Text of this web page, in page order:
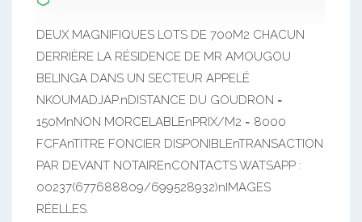
DEUX MAGNIFIQUES LOTS DE 700M2 CHACUN
DERRIÈRE LA RÉSIDENCE DE MR AMOUGOU
BELINGA DANS UN SECTEUR APPELÉ
NKOUMADJAP.nDISTANCE DU GOUDRON =
150MnNON MORCELABLEnPRIX/M2 = 8000
FCFAnTITRE FONCIER DISPONIBLEnTRANSACTION
PAR DEVANT NOTAIREnCONTACTS WATSAPP :
00237(677688809/699528932)nIMAGES
RÉELLES.